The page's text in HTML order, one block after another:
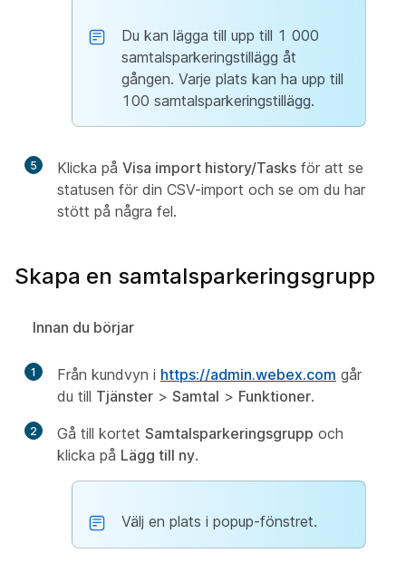
Du kan lägga till upp till 1 000
samtalsparkeringstillägg åt
gången. Varje plats kan ha upp till
100 samtalsparkeringstillägg.
5 Klicka på Visa import history/Tasks för att se
statusen för din CSV-import och se om du har
stött på några fel.
Skapa en samtalsparkeringsgrupp
Innan du börjar
1 Från kundvyn i https://admin.webex.com går
du till Tjänster > Samtal > Funktioner.
2 Gå till kortet Samtalsparkeringsgrupp och
klicka på Lägg till ny.
Välj en plats i popup-fönstret.